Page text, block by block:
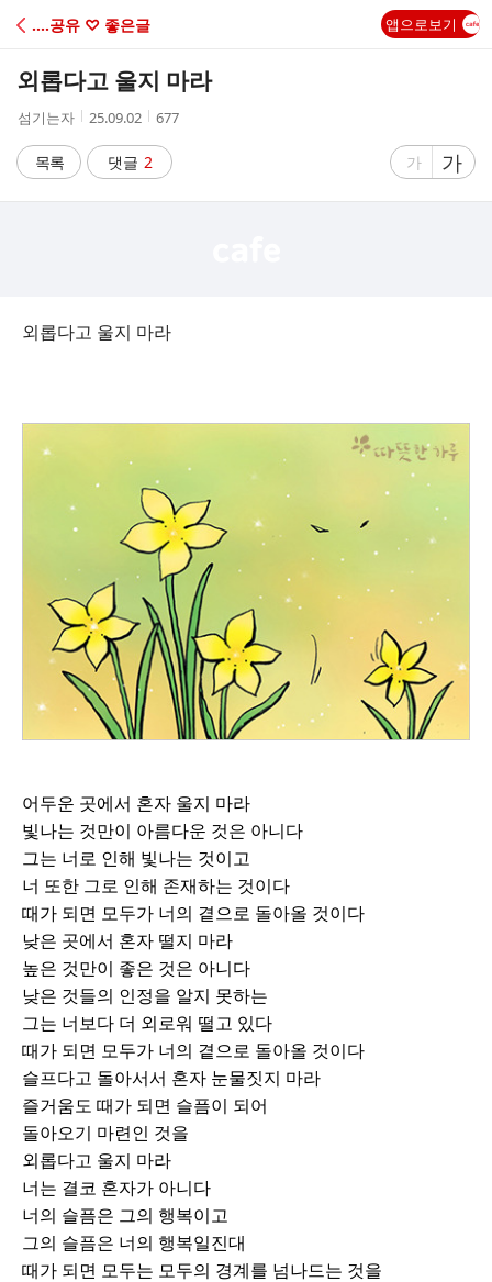
C
‥‥공유 ♡ 좋은글 앱으로보기
외롭다고 울지 마라
작
자
섬기는자
작
시
간
25.09.02
조
수
677
목록 댓글 2
글
가
글
자
가
외롭다고 울지 마라
어두운 곳에서 혼자 울지 마라
빛나는 것만이 아름다운 것은 아니다
그는 너로 인해 빛나는 것이고
너 또한 그로 인해 존재하는 것이다
때가 되면 모두가 너의 곁으로 돌아올 것이다
낮은 곳에서 혼자 떨지 마라
높은 것만이 좋은 것은 아니다
낮은 것들의 인정을 알지 못하는
그는 너보다 더 외로워 떨고 있다
때가 되면 모두가 너의 곁으로 돌아올 것이다
슬프다고 돌아서서 혼자 눈물짓지 마라
즐거움도 때가 되면 슬픔이 되어
돌아오기 마련인 것을
외롭다고 울지 마라
너는 결코 혼자가 아니다
너의 슬픔은 그의 행복이고
그의 슬픔은 너의 행복일진대
때가 되면 모두는 모두의 경계를 넘나드는 것을